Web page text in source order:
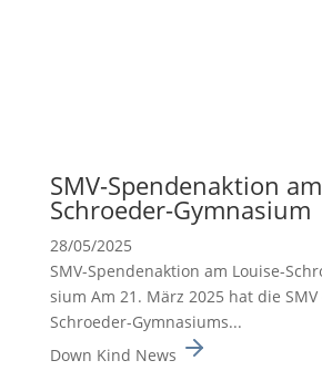
SMV-Spenden­ak­tion
Schroeder-Gymna­sium
28/05/2025
SMV-Spenden­ak­tion am Louise-
sium Am 21. März 2025 hat die SMV
Schroeder-Gymna­siums...
Down Kind News